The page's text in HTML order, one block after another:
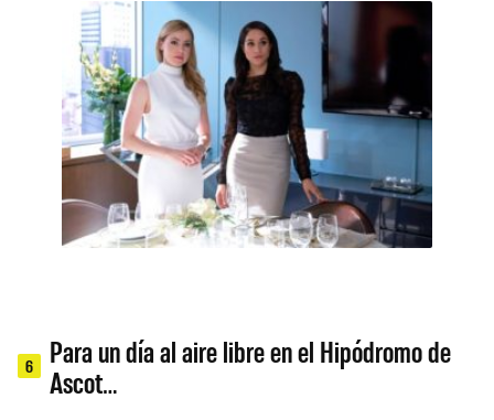
6
Para un día al aire libre en el Hipódromo de
Ascot…